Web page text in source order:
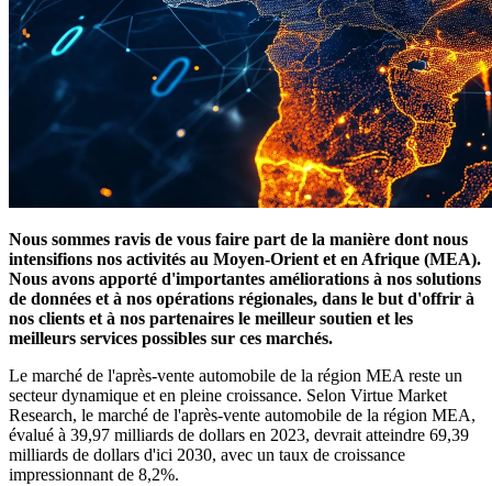
Nous sommes ravis de vous faire part de la manière dont nous
intensifions nos activités au Moyen-Orient et en Afrique (MEA).
Nous avons apporté d'importantes améliorations à nos solutions
de données et à nos opérations régionales, dans le but d'offrir à
nos clients et à nos partenaires le meilleur soutien et les
meilleurs services possibles sur ces marchés.
Le marché de l'après-vente automobile de la région MEA reste un
secteur dynamique et en pleine croissance. Selon Virtue Market
Research, le marché de l'après-vente automobile de la région MEA,
évalué à 39,97 milliards de dollars en 2023, devrait atteindre 69,39
milliards de dollars d'ici 2030, avec un taux de croissance
impressionnant de 8,2%.